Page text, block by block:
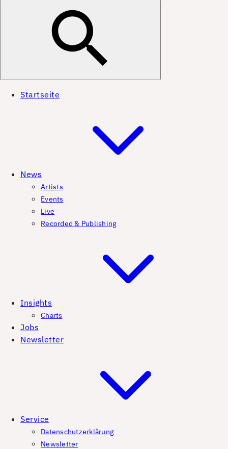
Startseite
News
Artists
Events
Live
Recorded & Publishing
Insights
Charts
Jobs
Newsletter
Service
Datenschutzerklärung
Newsletter